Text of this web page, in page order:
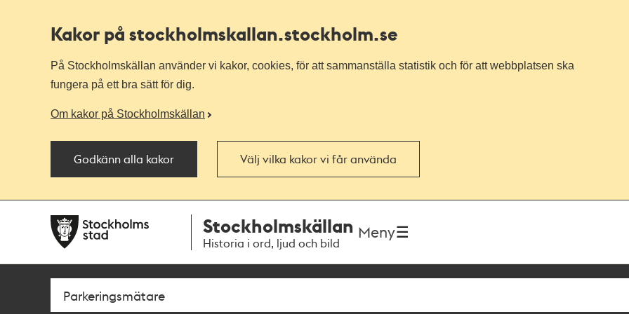
Kakor på stockholmskallan.stockholm.se
På Stockholmskällan använder vi kakor, cookies, för att sammanställa statistik och för att webbplatsen ska
fungera på ett bra sätt för dig.
Om kakor på Stockholmskällan
Godkänn alla kakor Välj vilka kakor vi får använda
navigationen
huvudinnehållet
Stockholmskällan
Historia i ord, ljud och bild
Meny
Sök